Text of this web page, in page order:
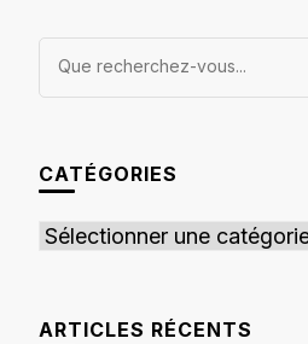
Vous
recherchiez
CATÉGORIES
Catégories
ARTICLES RÉCENTS